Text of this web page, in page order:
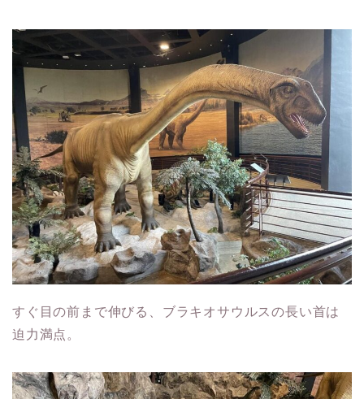
すぐ目の前まで伸びる、ブラキオサウルスの長い首は
迫力満点。